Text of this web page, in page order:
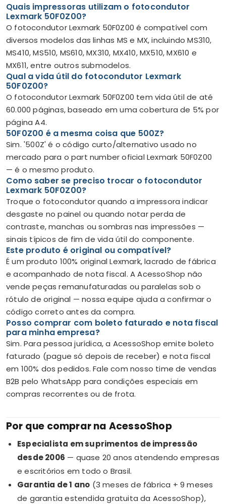
Quais impressoras utilizam o fotocondutor
Lexmark 50F0Z00?
O fotocondutor Lexmark 50F0Z00 é compatível com
diversos modelos das linhas MS e MX, incluindo MS310,
MS410, MS510, MS610, MX310, MX410, MX510, MX610 e
MX611, entre outros submodelos.
Qual a vida útil do fotocondutor Lexmark
50F0Z00?
O fotocondutor Lexmark 50F0Z00 tem vida útil de até
60.000 páginas, baseado em uma cobertura de 5% por
página A4.
50F0Z00 é a mesma coisa que 500Z?
Sim. '500Z' é o código curto/alternativo usado no
mercado para o part number oficial Lexmark 50F0Z00
— é o mesmo produto.
Como saber se preciso trocar o fotocondutor
Lexmark 50F0Z00?
Troque o fotocondutor quando a impressora indicar
desgaste no painel ou quando notar perda de
contraste, manchas ou sombras nas impressões —
sinais típicos de fim de vida útil do componente.
Este produto é original ou compatível?
É um produto 100% original Lexmark, lacrado de fábrica
e acompanhado de nota fiscal. A AcessoShop não
vende peças remanufaturadas ou paralelas sob o
rótulo de original — nossa equipe ajuda a confirmar o
código correto antes da compra.
Posso comprar com boleto faturado e nota fiscal
para minha empresa?
Sim. Para pessoa jurídica, a AcessoShop emite boleto
faturado (pague só depois de receber) e nota fiscal
em 100% dos pedidos. Fale com nosso time de vendas
B2B pelo WhatsApp para condições especiais em
compras recorrentes ou de frota.
Por que comprar na AcessoShop
Especialista em suprimentos de impressão
desde 2006 — quase 20 anos atendendo empresas
e escritórios em todo o Brasil.
Garantia de 1 ano (3 meses de fábrica + 9 meses
de garantia estendida gratuita da AcessoShop),